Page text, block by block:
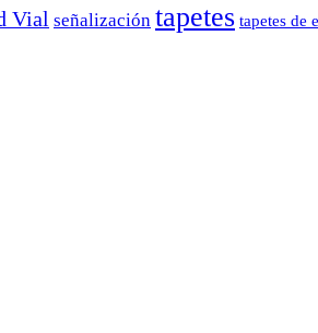
Vial señalización tapetes tapetes de